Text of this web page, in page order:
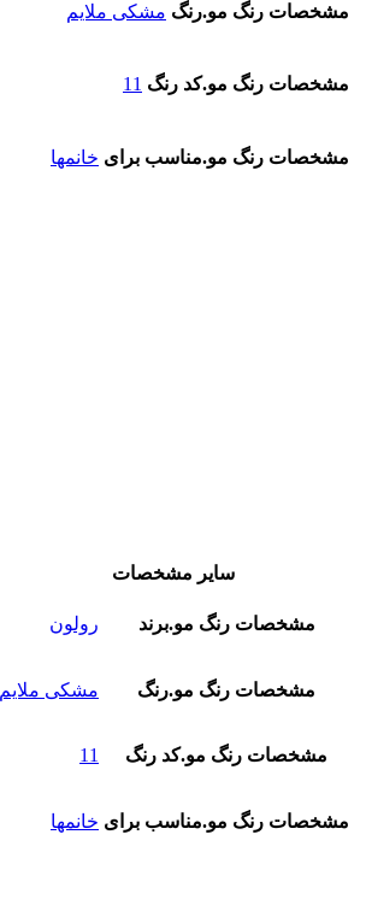
مشخصات رنگ مو.رنگ مشکی ملایم
مشخصات رنگ مو.کد رنگ 11
مشخصات رنگ مو.مناسب برای خانمها
سایر مشخصات
مشخصات رنگ مو.برند رولون
مشخصات رنگ مو.رنگ مشکی ملایم
مشخصات رنگ مو.کد رنگ 11
مشخصات رنگ مو.مناسب برای خانمها